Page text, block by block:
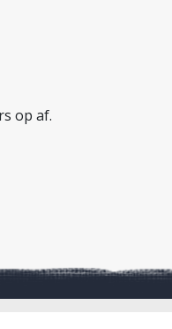
op af.